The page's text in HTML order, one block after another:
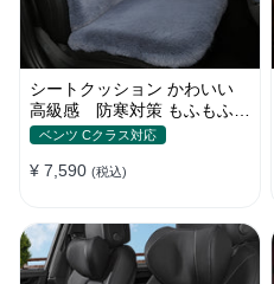
シートクッション かわいい
高級感 防寒対策 もふもふ
ウサギ 暖かい 車用 冬保温
ベンツ Cクラス対応
¥ 7,590 (税込)